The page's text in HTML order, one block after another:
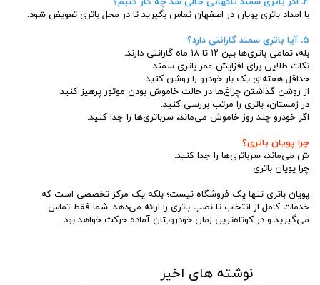
با امداد باتری پویان در اصفهان تماس بگیرید تا در محل باتری تعویض شود.
۵. آیا باتری سمند گارانتی دارد؟
بله، تمامی باتری‌ها بین ۱۲ تا ۱۸ ماه گارانتی دارند.
نکات طلایی برای افزایش عمر باتری سمند
حداقل هفته‌ای یک بار خودرو را روشن کنید.
از روشن گذاشتن چراغ‌ها در حالت خاموش بودن موتور پرهیز کنید.
در زمستان، باتری را مرتب بررسی کنید.
اگر خودرو چند روز خاموش می‌ماند، سرباتری‌ها را جدا کنید.
چرا پویان باتری؟
ش می‌ماند، سرباتری‌ها را جدا کنید.
چرا پویان باتری
پویان باتری تنها یک فروشگاه نیست؛ بلکه یک مرکز تخصصی است که
خدمات کامل از انتخاب تا نصب باتری را ارائه می‌دهد. شما فقط تماس
می‌گیرید و در کوتاه‌ترین زمان خودرویتان آماده حرکت خواهد بود.
نوشته های اخیر